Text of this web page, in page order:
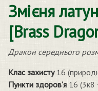
Змієня
[Brass
Дракон середнього
Клас захисту16
Пункти здоров’я 16 (3к8